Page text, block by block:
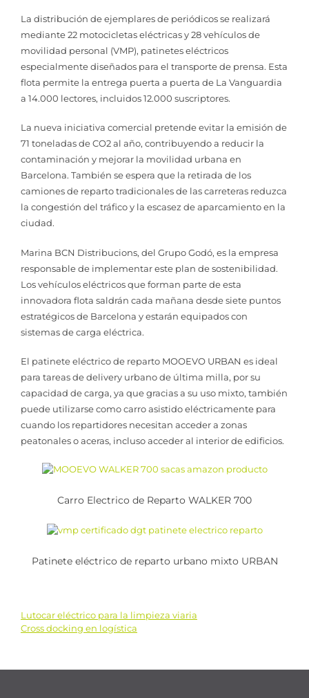
La distribución de ejemplares de periódicos se realizará
mediante 22 motocicletas eléctricas y 28 vehículos de
movilidad personal (VMP), patinetes eléctricos
especialmente diseñados para el transporte de prensa. Esta
flota permite la entrega puerta a puerta de La Vanguardia
a 14.000 lectores, incluidos 12.000 suscriptores.
La nueva iniciativa comercial pretende evitar la emisión de
71 toneladas de CO2 al año, contribuyendo a reducir la
contaminación y mejorar la movilidad urbana en
Barcelona. También se espera que la retirada de los
camiones de reparto tradicionales de las carreteras reduzca
la congestión del tráfico y la escasez de aparcamiento en la
ciudad.
Marina BCN Distribucions, del Grupo Godó, es la empresa
responsable de implementar este plan de sostenibilidad.
Los vehículos eléctricos que forman parte de esta
innovadora flota saldrán cada mañana desde siete puntos
estratégicos de Barcelona y estarán equipados con
sistemas de carga eléctrica.
El patinete eléctrico de reparto MOOEVO URBAN es ideal
para tareas de delivery urbano de última milla, por su
capacidad de carga, ya que gracias a su uso mixto, también
puede utilizarse como carro asistido eléctricamente para
cuando los repartidores necesitan acceder a zonas
peatonales o aceras, incluso acceder al interior de edificios.
Carro Electrico de Reparto WALKER 700
Patinete eléctrico de reparto urbano mixto URBAN
Navegación
Lutocar eléctrico para la limpieza viaria
Cross docking en logística